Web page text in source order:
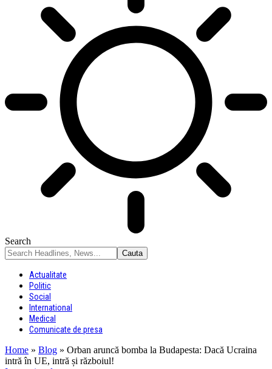
Search
Actualitate
Politic
Social
International
Medical
Comunicate de presa
Home » Blog » Orban aruncă bomba la Budapesta: Dacă Ucraina
intră în UE, intră și războiul!